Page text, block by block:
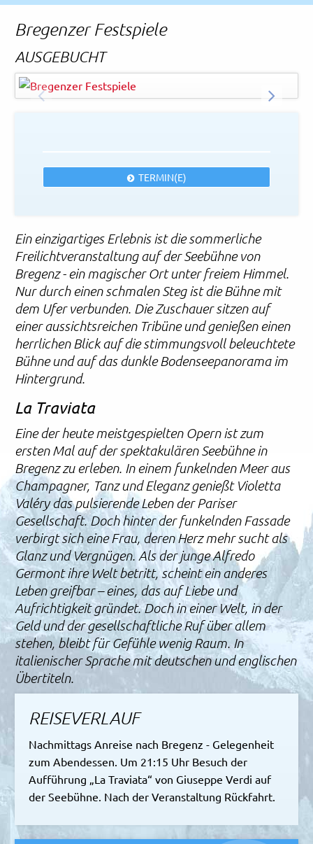
Bregenzer Festspiele
AUSGEBUCHT
Bregenzer Festspiele - Anja Koehler
© Bregenzer Festspiele - Anja Koehler
TERMIN(E)
Ein einzigartiges Erlebnis ist die sommerliche
Freilichtveranstaltung auf der Seebühne von
Bregenz - ein magischer Ort unter freiem Himmel.
Nur durch einen schmalen Steg ist die Bühne mit
dem Ufer verbunden. Die Zuschauer sitzen auf
einer aussichtsreichen Tribüne und genießen einen
herrlichen Blick auf die stimmungsvoll beleuchtete
Bühne und auf das dunkle Bodenseepanorama im
Hintergrund.
La Traviata
Eine der heute meistgespielten Opern ist zum
ersten Mal auf der spektakulären Seebühne in
Bregenz zu erleben. In einem funkelnden Meer aus
Champagner, Tanz und Eleganz genießt Violetta
Valéry das pulsierende Leben der Pariser
Gesellschaft. Doch hinter der funkelnden Fassade
verbirgt sich eine Frau, deren Herz mehr sucht als
Glanz und Vergnügen. Als der junge Alfredo
Germont ihre Welt betritt, scheint ein anderes
Leben greifbar – eines, das auf Liebe und
Aufrichtigkeit gründet. Doch in einer Welt, in der
Geld und der gesellschaftliche Ruf über allem
stehen, bleibt für Gefühle wenig Raum. In
italienischer Sprache mit deutschen und englischen
Übertiteln.
REISEVERLAUF
Nachmittags Anreise nach Bregenz - Gelegenheit
zum Abendessen. Um 21:15 Uhr Besuch der
Aufführung „La Traviata“ von Giuseppe Verdi auf
der Seebühne. Nach der Veranstaltung Rückfahrt.
Reiseversicherung